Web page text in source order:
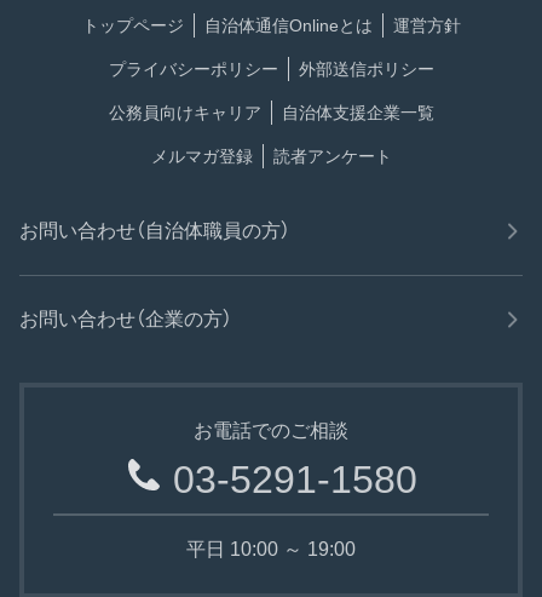
トップページ 自治体通信Onlineとは 運営方針
プライバシーポリシー 外部送信ポリシー
公務員向けキャリア 自治体支援企業一覧
メルマガ登録 読者アンケート
お問い合わせ（自治体職員の方）
お問い合わせ（企業の方）
お電話でのご相談
03-5291-1580
平日 10:00 ～ 19:00